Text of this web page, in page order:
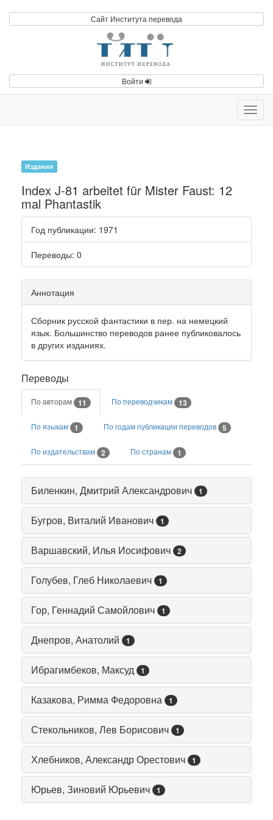
Сайт Института перевода
Войти
Издания
Index J-81 arbeitet für Mister Faust: 12
mal Phantastik
Год публикации: 1971
Переводы: 0
Аннотация
Сборник русской фантастики в пер. на немецкий
язык. Большинство переводов ранее публиковалось
в других изданиях.
Переводы
По авторам 11 По переводчикам 13
По языкам 1 По годам публикации переводов 5
По издательствам 2 По странам 1
Биленкин, Дмитрий Александрович 1
Бугров, Виталий Иванович 1
Варшавский, Илья Иосифович 2
Голубев, Глеб Николаевич 1
Гор, Геннадий Самойлович 1
Днепров, Анатолий 1
Ибрагимбеков, Максуд 1
Казакова, Римма Федоровна 1
Стекольников, Лев Борисович 1
Хлебников, Александр Орестович 1
Юрьев, Зиновий Юрьевич 1